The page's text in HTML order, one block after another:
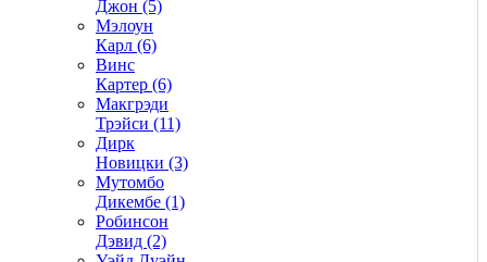
Джон (5)
Мэлоун
Карл (6)
Винс
Картер (6)
Макгрэди
Трэйси (11)
Дирк
Новицки (3)
Мутомбо
Дикембе (1)
Робинсон
Дэвид (2)